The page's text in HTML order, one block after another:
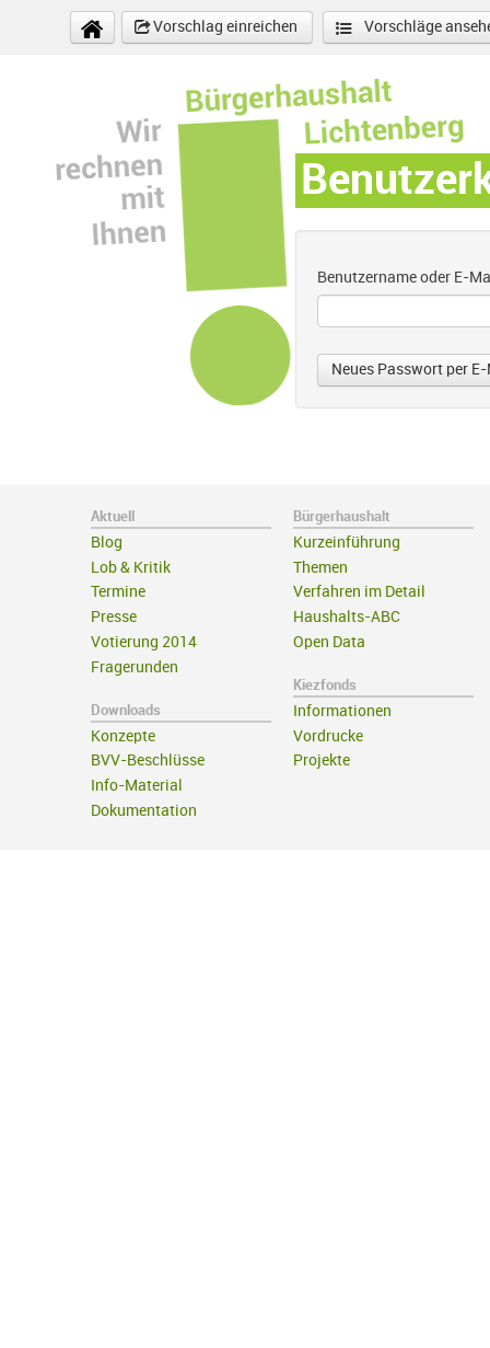
Direkt zum Inhalt
Vorschlag einreichen
Vorschläge
Benutzername oder E-
Aktuell
Blog
Lob & Kritik
Termine
Presse
Votierung 2014
Fragerunden
Downloads
Konzepte
BVV-Beschlüsse
Info-Material
Dokumentation
Bürgerhaushalt
Kurzeinführung
Themen
Verfahren im Detail
Haushalts-ABC
Open Data
Kiezfonds
Informationen
Vordrucke
Projekte